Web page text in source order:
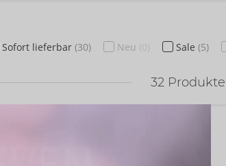
Sofort lieferbar (30) Neu (0) Sale (5)
32